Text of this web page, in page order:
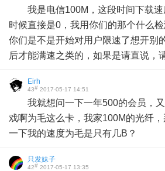
我是电信100M，这段时间下载
时候直接是0，我用你们的那个什么
你们是不是开始对用户限速了想开别
后才能满速之类的，如果是请直说，
Eirh
43# 2017-05-17 14:51
我就想问一下一年500的会员，
戏啊为毛这么卡，我家100M的光纤
一下我的速度为毛是只有几B？
只发妹子
42# 2017-05-17 13:35